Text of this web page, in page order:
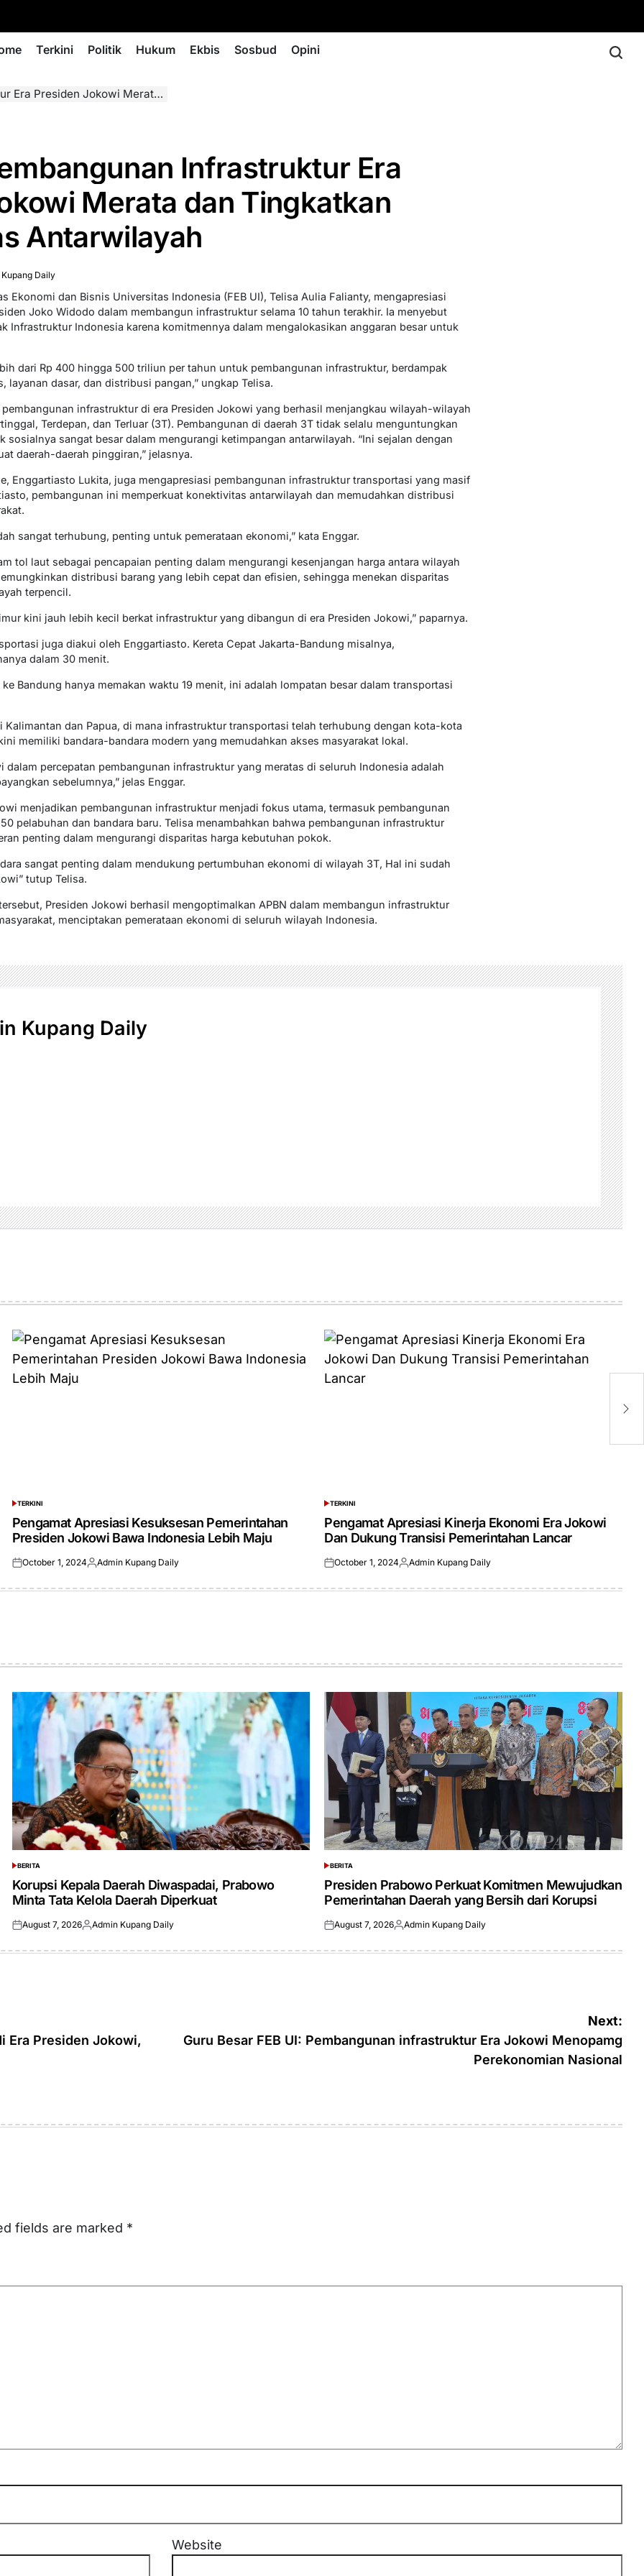
Terkini Politik Hukum Ekbis Sosbud Opini
dan Tingkatkan Konektivitas Antarwilayah
Infrastruktur Era
Merata dan Tingkatkan
Antarwilayah
Daily
Ekonomi dan Bisnis Universitas Indonesia (FEB UI), Telisa Aulia Falianty, mengapresiasi
Joko Widodo dalam membangun infrastruktur selama 10 tahun terakhir. Ia menyebut
Infrastruktur Indonesia karena komitmennya dalam mengalokasikan anggaran besar untuk
dari Rp 400 hingga 500 triliun per tahun untuk pembangunan infrastruktur, berdampak
layanan dasar, dan distribusi pangan,” ungkap Telisa.
infrastruktur di era Presiden Jokowi yang berhasil menjangkau wilayah-wilayah
Terdepan, dan Terluar (3T). Pembangunan di daerah 3T tidak selalu menguntungkan
sosialnya sangat besar dalam mengurangi ketimpangan antarwilayah. “Ini sejalan dengan
daerah-daerah pinggiran,” jelasnya.
Enggartiasto Lukita, juga mengapresiasi pembangunan infrastruktur transportasi yang masif
pembangunan ini memperkuat konektivitas antarwilayah dan memudahkan distribusi
sangat terhubung, penting untuk pemerataan ekonomi,” kata Enggar.
tol laut sebagai pencapaian penting dalam mengurangi kesenjangan harga antara wilayah
distribusi barang yang lebih cepat dan efisien, sehingga menekan disparitas
terpencil.
kini jauh lebih kecil berkat infrastruktur yang dibangun di era Presiden Jokowi,” paparnya.
juga diakui oleh Enggartiasto. Kereta Cepat Jakarta-Bandung misalnya,
dalam 30 menit.
ke Bandung hanya memakan waktu 19 menit, ini adalah lompatan besar dalam transportasi
Kalimantan dan Papua, di mana infrastruktur transportasi telah terhubung dengan kota-kota
memiliki bandara-bandara modern yang memudahkan akses masyarakat lokal.
dalam percepatan pembangunan infrastruktur yang meratas di seluruh Indonesia adalah
sebelumnya,” jelas Enggar.
menjadikan pembangunan infrastruktur menjadi fokus utama, termasuk pembangunan
pelabuhan dan bandara baru. Telisa menambahkan bahwa pembangunan infrastruktur
penting dalam mengurangi disparitas harga kebutuhan pokok.
sangat penting dalam mendukung pertumbuhan ekonomi di wilayah 3T, Hal ini sudah
tutup Telisa.
Presiden Jokowi berhasil mengoptimalkan APBN dalam membangun infrastruktur
menciptakan pemerataan ekonomi di seluruh wilayah Indonesia.
Kupang Daily
POSTED
IN
TERKINI
Pengamat Apresiasi Kesuksesan Pemerintahan
Presiden Jokowi Bawa Indonesia Lebih Maju
Posted
October 1, 2024Posted
Admin Kupang Daily
POSTED
IN
TERKINI
Pengamat Apresiasi Kinerja Ekonomi Era Jokowi
Dan Dukung Transisi Pemerintahan Lancar
Posted
October 1, 2024Posted
Admin Kupang Daily
POSTED
IN
BERITA
Korupsi Kepala Daerah Diwaspadai, Prabowo
Minta Tata Kelola Daerah Diperkuat
Posted
August 7, 2026Posted
Admin Kupang Daily
POSTED
IN
BERITA
Presiden Prabowo Perkuat Komitmen Mewujudkan
Pemerintahan Daerah yang Bersih dari Korupsi
Posted
August 7, 2026Posted
Admin Kupang Daily
Era Presiden Jokowi,
Next:
Guru Besar FEB UI: Pembangunan infrastruktur Era Jokowi Menopamg
Perekonomian Nasional
fields are marked *
Website